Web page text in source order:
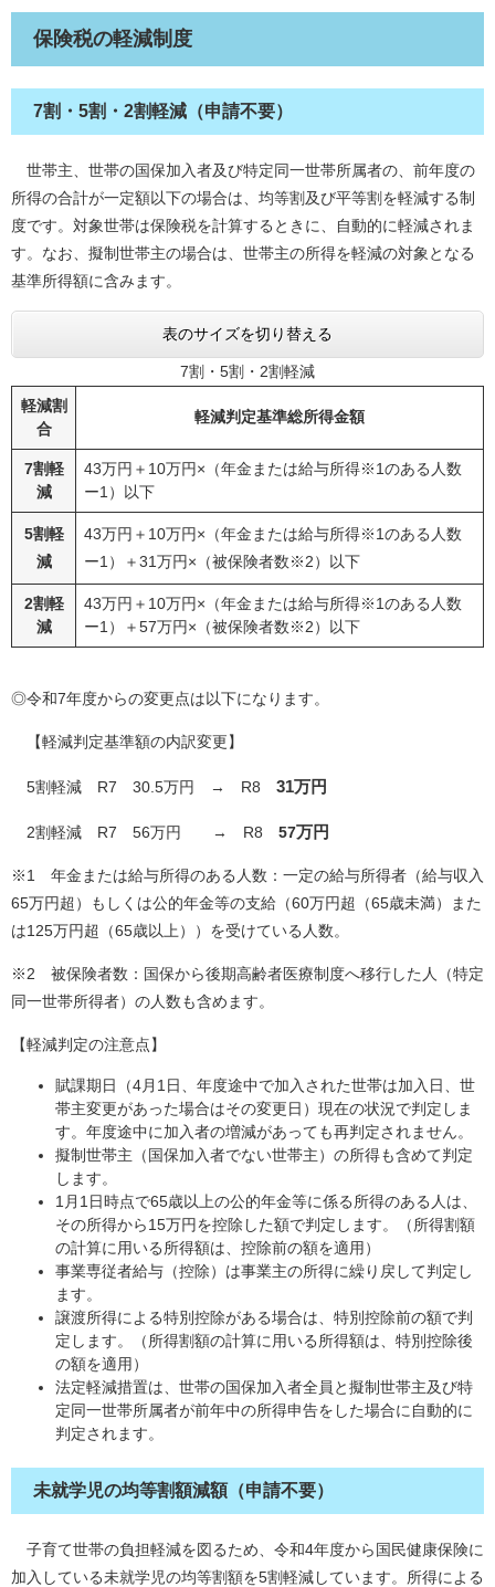
保険税の軽減制度
7割・5割・2割軽減（申請不要）
世帯主、世帯の国保加入者及び特定同一世帯所属者の、前年度の
所得の合計が一定額以下の場合は、均等割及び平等割を軽減する制
度です。対象世帯は保険税を計算するときに、自動的に軽減されま
す。なお、擬制世帯主の場合は、世帯主の所得を軽減の対象となる
基準所得額に含みます。
表のサイズを切り替える
7割・5割・2割軽減
軽減割
合
軽減判定基準総所得金額
7割軽
減
43万円＋10万円×（年金または給与所得※1のある人数
ー1）以下
5割軽
減
43万円＋10万円×（年金または給与所得※1のある人数
ー1）＋31万円×（被保険者数※2）以下
2割軽
減
43万円＋10万円×（年金または給与所得※1のある人数
ー1）＋57万円×（被保険者数※2）以下
◎令和7年度からの変更点は以下になります。
【軽減判定基準額の内訳変更】
5割軽減 R7 30.5万円 → R8 31万円
2割軽減 R7 56万円 → R8 57万円
※1 年金または給与所得のある人数：一定の給与所得者（給与収入
65万円超）もしくは公的年金等の支給（60万円超（65歳未満）また
は125万円超（65歳以上））を受けている人数。
※2 被保険者数：国保から後期高齢者医療制度へ移行した人（特定
同一世帯所得者）の人数も含めます。
【軽減判定の注意点】
賦課期日（4月1日、年度途中で加入された世帯は加入日、世
帯主変更があった場合はその変更日）現在の状況で判定しま
す。年度途中に加入者の増減があっても再判定されません。
擬制世帯主（国保加入者でない世帯主）の所得も含めて判定
します。
1月1日時点で65歳以上の公的年金等に係る所得のある人は、
その所得から15万円を控除した額で判定します。（所得割額
の計算に用いる所得額は、控除前の額を適用）
事業専従者給与（控除）は事業主の所得に繰り戻して判定し
ます。
譲渡所得による特別控除がある場合は、特別控除前の額で判
定します。（所得割額の計算に用いる所得額は、特別控除後
の額を適用）
法定軽減措置は、世帯の国保加入者全員と擬制世帯主及び特
定同一世帯所属者が前年中の所得申告をした場合に自動的に
判定されます。
未就学児の均等割額減額（申請不要）
子育て世帯の負担軽減を図るため、令和4年度から国民健康保険に
加入している未就学児の均等割額を5割軽減しています。所得による